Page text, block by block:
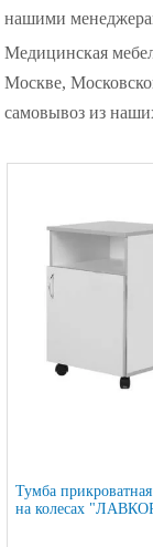
нашими
Медицинская
Москве,
самовывоз из
Тумба
на колесах